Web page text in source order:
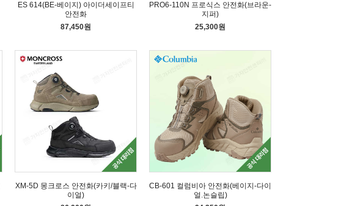
ES 614(BE-베이지) 아이더세이프티
안전화
87,450원
PRO6-110N 프로식스 안전화(브라운-
지퍼)
25,300원
XM-5D 몽크로스 안전화(카키/블랙-다
이얼)
CB-601 컬럼비아 안전화(베이지-다이
얼.논슬립)